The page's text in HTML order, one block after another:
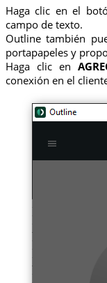
Haga clic en el
campo de texto.
Outline también
portapapeles y
Haga clic en
conexión en el